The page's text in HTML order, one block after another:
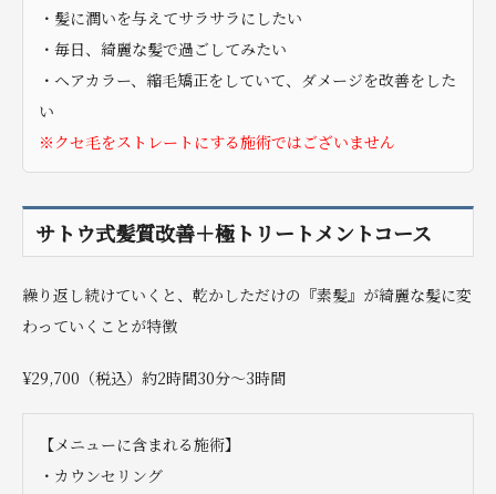
・髪に潤いを与えてサラサラにしたい
・毎日、綺麗な髪で過ごしてみたい
・ヘアカラー、縮毛矯正をしていて、ダメージを改善をした
い
※クセ毛をストレートにする施術ではございません
サトウ式髪質改善＋極トリートメントコース
繰り返し続けていくと、乾かしただけの『素髪』が綺麗な髪に変
わっていくことが特徴
¥29,700（税込）約2時間30分〜3時間
【メニューに含まれる施術】
・カウンセリング